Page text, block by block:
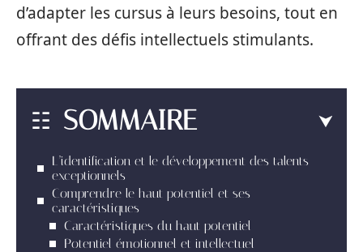
d’adapter les cursus à leurs besoins, tout en
offrant des défis intellectuels stimulants.
SOMMAIRE
L’identification et le développement des talents
exceptionnels
Comprendre le haut potentiel et ses
caractéristiques
Caractéristiques du haut potentiel
Potentiel émotionnel et intellectuel